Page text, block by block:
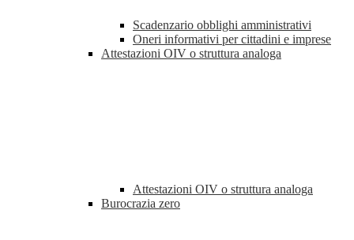
Scadenzario obblighi amministrativi
Oneri informativi per cittadini e imprese
Attestazioni OIV o struttura analoga
Attestazioni OIV o struttura analoga
Burocrazia zero